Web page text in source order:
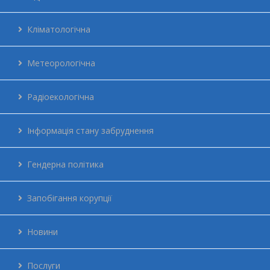
Публікації
Історія ЦГО
Положення
Абетка безпеки
Мережа
Енергетичний менеджмент
Контакти
Для громадян
Кліматологічна
Метеорологічна
Радіоекологічна
Інформація стану забруднення
Гендерна політика
Запобігання корупції
Новини
Послуги